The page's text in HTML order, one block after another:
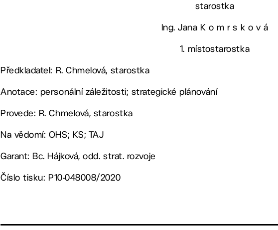
starostka
Ing. Jana K o m r s k o v á
1. místostarostka
Předkladatel: R. Chmelová, starostka
Anotace: personální záležitosti; strategické plánování
Provede: R. Chmelová, starostka
Na vědomí: OHS; KS; TAJ
Garant: Bc. Hájková, odd. strat. rozvoje
Číslo tisku: P10-048008/2020